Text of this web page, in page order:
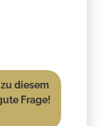
diesem
Frage!